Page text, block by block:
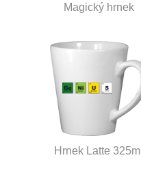
Magický hrnek
Hrnek Latte 325ml